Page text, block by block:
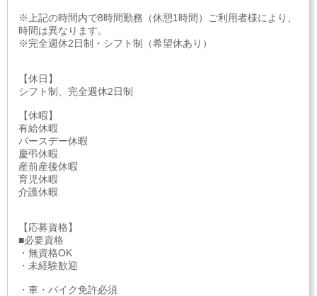
※上記の時間内で8時間勤務（休憩1時間）ご利用者様により、
時間は異なります。
※完全週休2日制・シフト制（希望休あり）
【休日】
シフト制、完全週休2日制
【休暇】
有給休暇
バースデー休暇
慶弔休暇
産前産後休暇
育児休暇
介護休暇
【応募資格】
■必要資格
・無資格OK
・未経験歓迎
・車・バイク免許必須